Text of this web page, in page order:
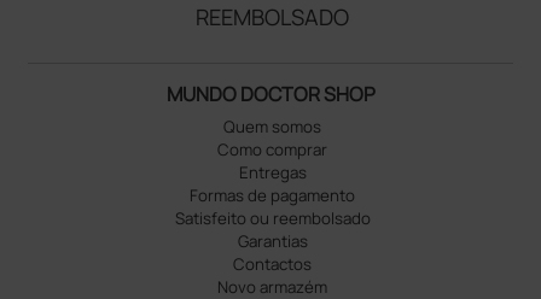
REEMBOLSADO
MUNDO DOCTOR SHOP
Quem somos
Como comprar
Entregas
Formas de pagamento
Satisfeito ou reembolsado
Garantias
Contactos
Novo armazém